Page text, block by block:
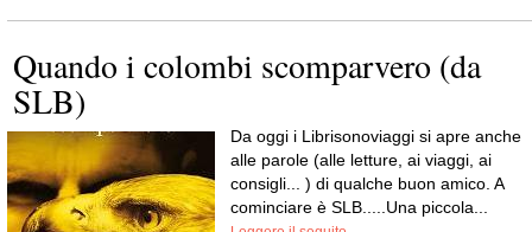
Quando i colombi scomparvero (da
SLB)
Da oggi i Librisonoviaggi si apre anche
alle parole (alle letture, ai viaggi, ai
consigli... ) di qualche buon amico. A
cominciare è SLB.....Una piccola...